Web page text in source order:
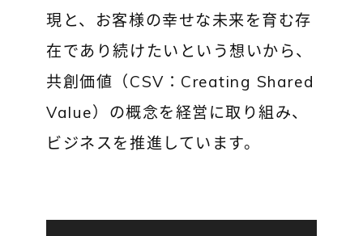
現と、お客様の幸せな未来を育む存
在であり続けたいという想いから、
共創価値（CSV：Creating Shared
Value）の概念を経営に取り組み、
ビジネスを推進しています。